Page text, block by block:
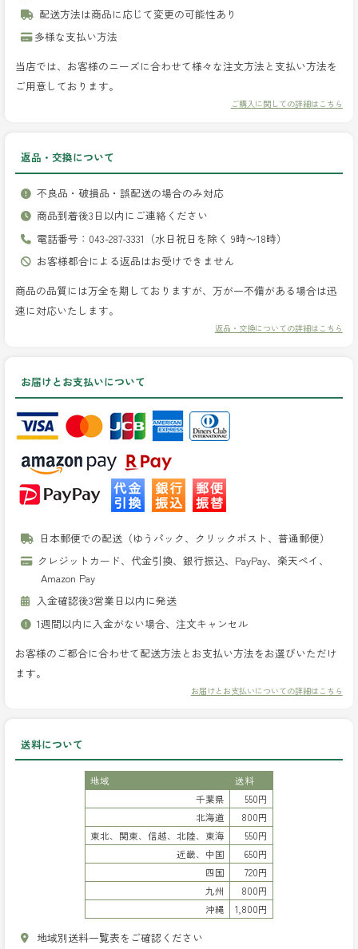
配送方法は商品に応じて変更の可能性あり
多様な支払い方法
当店では、お客様のニーズに合わせて様々な注文方法と支払い方法を
ご用意しております。
ご購入に関しての詳細はこちら
返品・交換について
不良品・破損品・誤配送の場合のみ対応
商品到着後3日以内にご連絡ください
電話番号：043-287-3331（水日祝日を除く 9時〜18時）
お客様都合による返品はお受けできません
商品の品質には万全を期しておりますが、万が一不備がある場合は迅
速に対応いたします。
返品・交換についての詳細はこちら
お届けとお支払いについて
日本郵便での配送（ゆうパック、クリックポスト、普通郵便）
クレジットカード、代金引換、銀行振込、PayPay、楽天ペイ、
Amazon Pay
入金確認後3営業日以内に発送
1週間以内に入金がない場合、注文キャンセル
お客様のご都合に合わせて配送方法とお支払い方法をお選びいただけ
ます。
お届けとお支払いについての詳細はこちら
送料について
地域別送料一覧表をご確認ください
地域
送料
千葉県
550円
北海道
800円
東北、関東、信越、北陸、東海
550円
近畿、中国
650円
四国
720円
九州
800円
沖縄
1,800円